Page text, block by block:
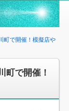
町で開催！模擬店や
町で開催！